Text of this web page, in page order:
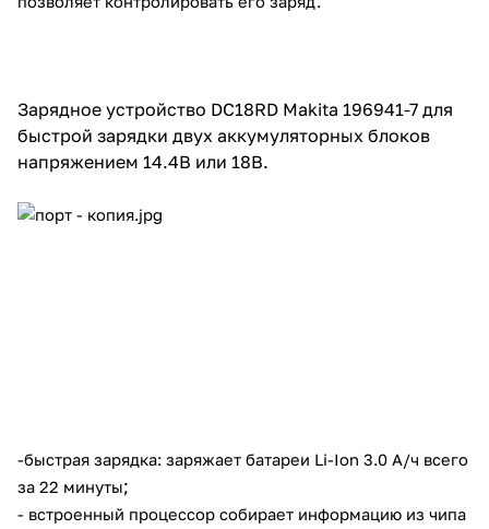
Зарядное устройство DC18RD Makita 196941-7 для
быстрой зарядки двух аккумуляторных блоков
напряжением 14.4В или 18В.
-быстрая зарядка: заряжает батареи Li-Ion 3.0 А/ч всего
за 22 минуты;
- встроенный процессор собирает информацию из чипа